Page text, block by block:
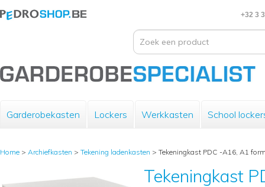
+32 3
Garderobekasten Lockers Werkkasten School
Home > Archiefkasten > Tekening ladenkasten > Tekeningkast PDC -A16, A1
Tekeningkast